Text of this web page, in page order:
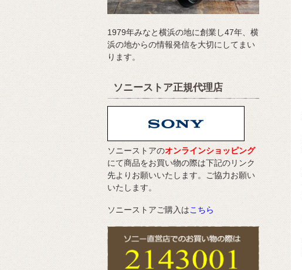
1979年みなと横浜の地に創業し47年、横
浜の地からの情報発信を大切にしてまい
ります。
ソニーストア正規代理店
ソニーストアのオンラインショッピング
にて商品をお買い物の際は下記のリンク
先よりお願いいたします。ご協力お願い
いたします。
ソニーストアご購入はこちら